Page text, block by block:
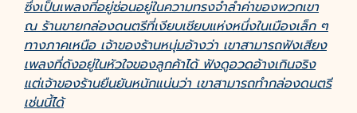
ซึ่งเป็นเพลงที่อยู่ซ่อนอยู่ในความทรงจำล้ำค่าของพวกเขา
ณ ร้านขายกล่องดนตรีที่เงียบเชียบแห่งหนึ่งในเมืองเล็ก ๆ
ทางภาคเหนือ เจ้าของร้านหนุ่มอ้างว่า เขาสามารถฟังเสียง
เพลงที่ดังอยู่ในหัวใจของลูกค้าได้ ฟังดูอวดอ้างเกินจริง
แต่เจ้าของร้านยืนยันหนักแน่นว่า เขาสามารถทำกล่องดนตรี
เช่นนี้ได้